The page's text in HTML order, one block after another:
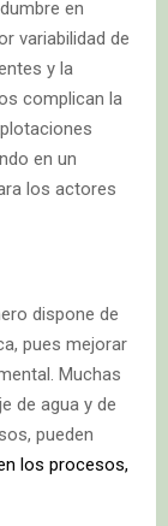
en
variabilidad de
y la
complican la
en un
los actores
dispone de
pues mejorar
Muchas
de agua y de
pueden
los procesos,